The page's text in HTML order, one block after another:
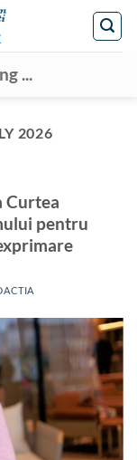
...
2026
Curtea
pentru